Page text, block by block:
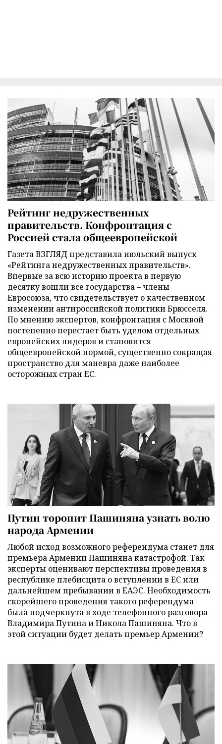
Рейтинг недружественных
правительств. Конфронтация с
Россией стала общеевропейской
Газета ВЗГЛЯД представила июльский выпуск
«Рейтинга недружественных правительств».
Впервые за всю историю проекта в первую
десятку вошли все государства – члены
Евросоюза, что свидетельствует о качественном
изменении антироссийской политики Брюсселя.
По мнению экспертов, конфронтация с Москвой
постепенно перестает быть уделом отдельных
европейских лидеров и становится
общеевропейской нормой, существенно сокращая
пространство для маневра даже наиболее
осторожных стран ЕС.
Путин торопит Пашиняна узнать волю
народа Армении
Любой исход возможного референдума станет для
премьера Армении Пашиняна катастрофой. Так
эксперты оценивают перспективы проведения в
республике плебисцита о вступлении в ЕС или
дальнейшем пребывании в ЕАЭС. Необходимость
скорейшего проведения такого референдума
была подчеркнута в ходе телефонного разговора
Владимира Путина и Никола Пашиняна. Что в
этой ситуации будет делать премьер Армении?